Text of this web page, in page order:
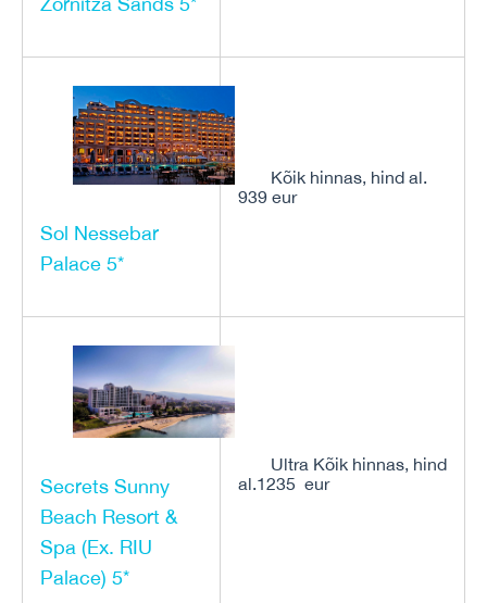
Sol Nessebar
Palace 5*
Kõik hinnas, hind al.
939 eur
Secrets Sunny
Beach Resort &
Spa (Ex. RIU
Palace) 5*
Ultra Kõik hinnas, hind
al.1235 eur